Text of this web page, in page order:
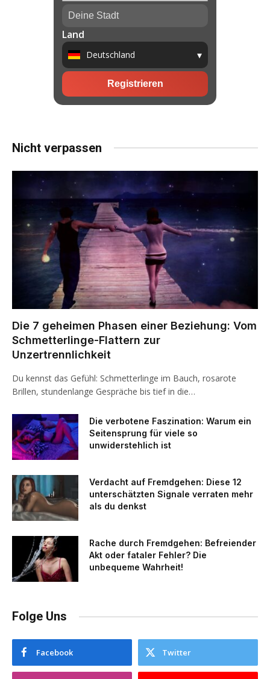
Nicht verpassen
Die 7 geheimen Phasen einer Beziehung: Vom
Schmetterlinge-Flattern zur
Unzertrennlichkeit
Du kennst das Gefühl: Schmetterlinge im Bauch, rosarote
Brillen, stundenlange Gespräche bis tief in die…
Die verbotene Faszination: Warum ein
Seitensprung für viele so
unwiderstehlich ist
Verdacht auf Fremdgehen: Diese 12
unterschätzten Signale verraten mehr
als du denkst
Rache durch Fremdgehen: Befreiender
Akt oder fataler Fehler? Die
unbequeme Wahrheit!
Folge Uns
Facebook Twitter